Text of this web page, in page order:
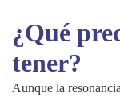
¿Qué
tener?
Aunque la